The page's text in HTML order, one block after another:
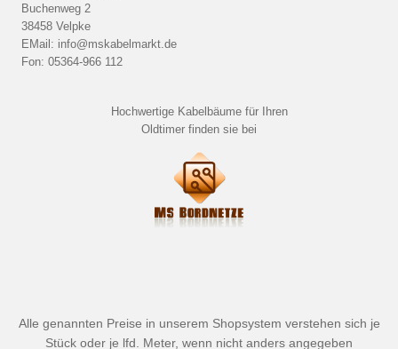
Buchenweg 2
38458 Velpke
EMail: info@mskabelmarkt.de
Fon: 05364-966 112
Hochwertige Kabelbäume für Ihren
Oldtimer finden sie bei
Alle genannten Preise in unserem Shopsystem verstehen sich je
Stück oder je lfd. Meter, wenn nicht anders angegeben